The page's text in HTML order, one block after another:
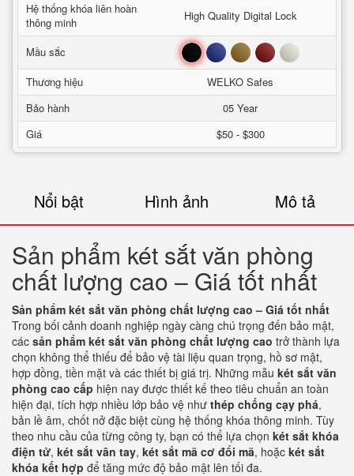
Hệ thống khóa liên hoàn
thông minh
High Quality Digital Lock
Mầu sắc Đen Xanh Nâu Đỏ Trắng
Thương hiệu
WELKO Safes
Bảo hành
05 Year
Giá
$50 - $300
Nổi bật Hình ảnh Mô tả
Sản phẩm két sắt văn phòng
chất lượng cao – Giá tốt nhất
Sản phẩm két sắt văn phòng chất lượng cao – Giá tốt nhất
Trong bối cảnh doanh nghiệp ngày càng chú trọng đến bảo mật,
các sản phẩm két sắt văn phòng chất lượng cao trở thành lựa
chọn không thể thiếu để bảo vệ tài liệu quan trọng, hồ sơ mật,
hợp đồng, tiền mặt và các thiết bị giá trị. Những mẫu két sắt văn
phòng cao cấp hiện nay được thiết kế theo tiêu chuẩn an toàn
hiện đại, tích hợp nhiều lớp bảo vệ như thép chống cạy phá,
bản lề âm, chốt nở đặc biệt cùng hệ thống khóa thông minh. Tùy
theo nhu cầu của từng công ty, bạn có thể lựa chọn két sắt khóa
điện tử, két sắt vân tay, két sắt mã cơ đổi mã, hoặc két sắt
khóa kết hợp để tăng mức độ bảo mật lên tối đa.